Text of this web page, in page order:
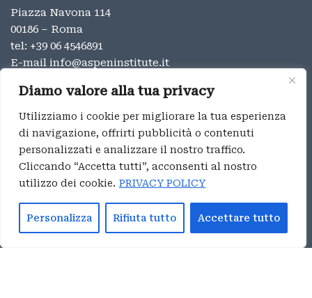
Diamo valore alla tua privacy
Utilizziamo i cookie per migliorare la tua esperienza
di navigazione, offrirti pubblicità o contenuti
personalizzati e analizzare il nostro traffico.
Cliccando “Accetta tutti”, acconsenti al nostro
utilizzo dei cookie. PRIVACY POLICY
Personalizza Rifiuta tutto Accettare tutto
Piazza Navona 114
00186 – Roma
tel: +39 06 4546891
E-mail info@aspeninstitute.it
UFFICIO DI MILANO
Via Vincenzo Monti 12
20123 – Milano
tel:+39 02 9996131
E-mail:info@aspeninstitute.it
Privacy
Aspen Institute Italia ® 2023
Whistleblowing